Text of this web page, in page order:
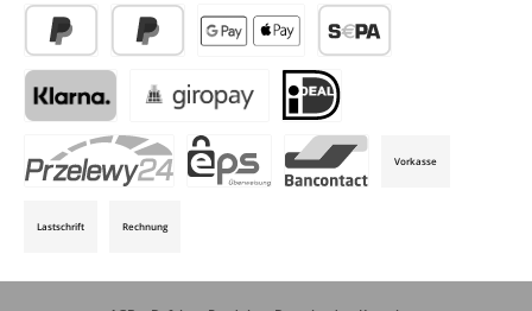
PayPal Später BezahlenApple Pay / Google Pay (via Stripe)
SEPA-Lastschrift (via Stripe)
Klarna (via Stripe)Giropay (via Stripe) iDeal (via Stripe)
Vorkasse
Lastschrift Rechnung